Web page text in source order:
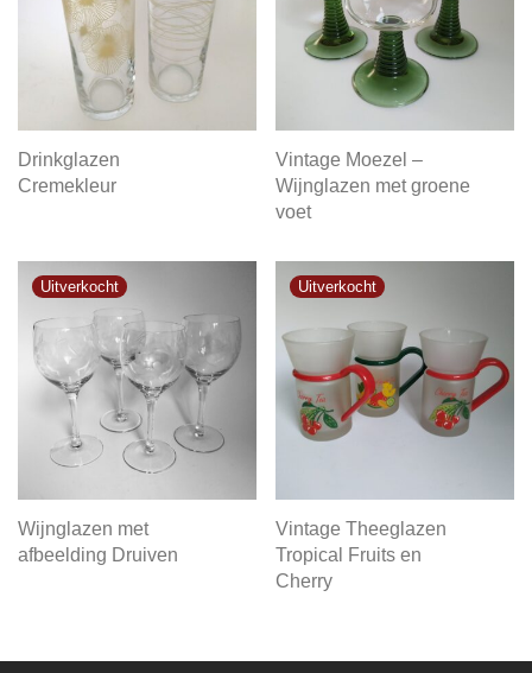
Drinkglazen
Cremekleur
Vintage Moezel –
Wijnglazen met groene
voet
Wijnglazen met
afbeelding Druiven
Vintage Theeglazen
Tropical Fruits en
Cherry